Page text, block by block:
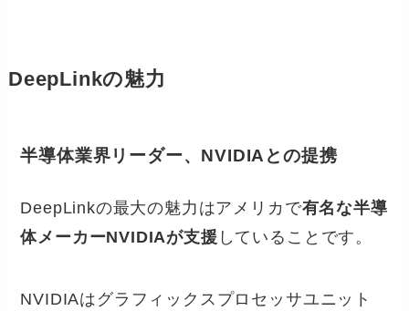
DeepLinkの魅力
半導体業界リーダー、NVIDIAとの提携
DeepLinkの最大の魅力はアメリカで有名な半導
体メーカーNVIDIAが支援 していることです。
NVIDIAはグラフィックスプロセッサユニット